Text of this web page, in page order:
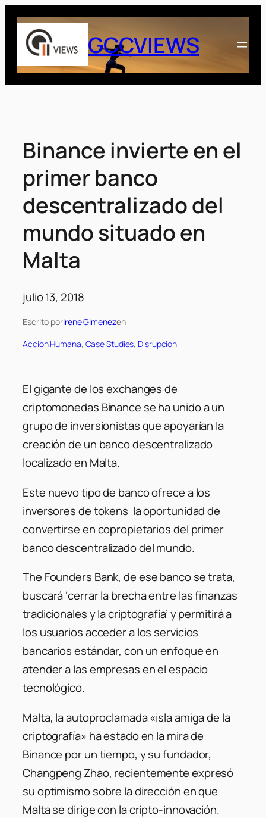
Saltar
contenido
GCCVIEWS
Binance invierte en el
primer banco
descentralizado del
mundo situado en
Malta
julio 13, 2018
Escrito porIrene Gimenezen
Acción Humana, Case Studies, Disrupción
El gigante de los exchanges de
criptomonedas Binance se ha unido a un
grupo de inversionistas que apoyarían la
creación de un banco descentralizado
localizado en Malta.
Este nuevo tipo de banco ofrece a los
inversores de tokens la oportunidad de
convertirse en copropietarios del primer
banco descentralizado del mundo.
The Founders Bank, de ese banco se trata,
buscará ‘cerrar la brecha entre las finanzas
tradicionales y la criptografía’ y permitirá a
los usuarios acceder a los servicios
bancarios estándar, con un enfoque en
atender a las empresas en el espacio
tecnológico.
Malta, la autoproclamada «isla amiga de la
criptografía» ha estado en la mira de
Binance por un tiempo, y su fundador,
Changpeng Zhao, recientemente expresó
su optimismo sobre la dirección en que
Malta se dirige con la cripto-innovación.